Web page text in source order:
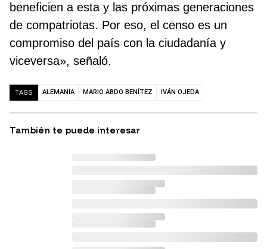
beneficien a esta y las próximas generaciones
de compatriotas. Por eso, el censo es un
compromiso del país con la ciudadanía y
viceversa», señaló.
TAGS ALEMANIA MARIO ABDO BENÍTEZ IVÁN OJEDA
También te puede interesar